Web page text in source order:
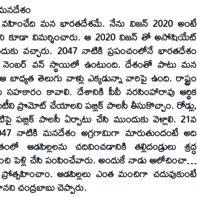
మన భారతదేశమే. నేను విజన్‌ 2020 అంటే
కూడా విమర్శించారు. ఆ 2020 విజన్‌ తో అసోషియేట్‌
వచ్చారు. 2047 నాటికి ప్రపంచంలోనే భారతదేశం
నెంబర్‌ వన్‌ స్థాయిలో ఉంటుంది. దేశంతో పాటు మన
తెలుగు వాళ్లు ఎక్కడున్నా వారిపై ఉంది. రాష్ట్రం
కావాలి. దేశానికి పీవీ నరసింహారావు ఆర్థిక
ప్రొమోట్‌ చేయాలని పబ్లిక్‌ పాలసీ తీసుకొచ్చాం. రోడ్లు,
పాలసీ ఏర్పాటు చేసి ముందుకు వెళ్లాలి. 21వ
నాటికి మనదేశం అగ్రగామిగా మారుతుందంటే అది
చదివించడానికి తల్లిదండ్రులు శ్రద్ధ
పెళ్లి చేసి పంపించేవారు. అందుకే నాడు ఆలోచించా…
ఆడపిల్లలు ఎంత మంచిగా చదువుకుంటే
చంద్రబాబు చెప్పారు.